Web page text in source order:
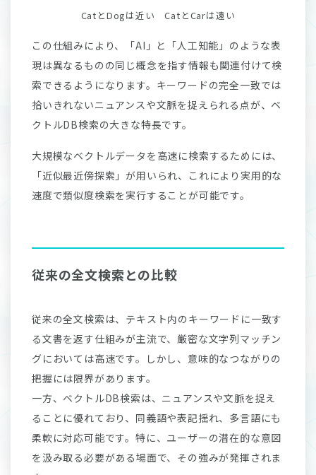
CatとDogは近い CatとCarは遠い
この仕組みにより、「AI」と「人工知能」のような表
現は異なるものの同じ概念を指す情報も関連付けて検
索できるようになります。キーワードの完全一致では
拾いきれないニュアンスや文脈を捉えられる点が、ベ
クトルDB検索の大きな特長です。
大規模なベクトルデータを高速に検索するためには、
「近似最近傍探索」が用いられ、これにより実用的な
速度で類似度検索を実行することが可能です。
従来の全文検索との比較
従来の全文検索は、テキスト内のキーワードに一致す
る文書を返す仕組みが主流で、厳密な文字列マッチン
グにおいては高速です。しかし、意味的なつながりの
把握には限界があります。
一方、ベクトルDB検索は、ニュアンスや文脈を捉え
ることに優れており、同義語や表記揺れ、多言語にも
柔軟に対応可能です。特に、ユーザーの潜在的な意図
を汲み取る必要がある場面で、その強みが発揮されま